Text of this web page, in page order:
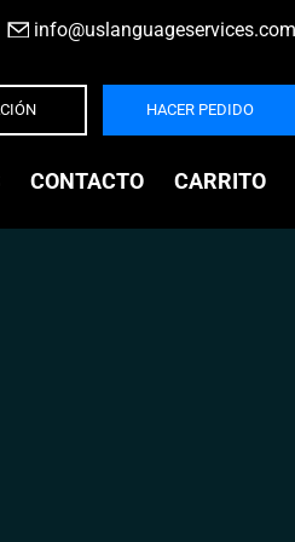
info@uslanguageservices.com
HACER PEDIDO
CONTACTO CARRITO